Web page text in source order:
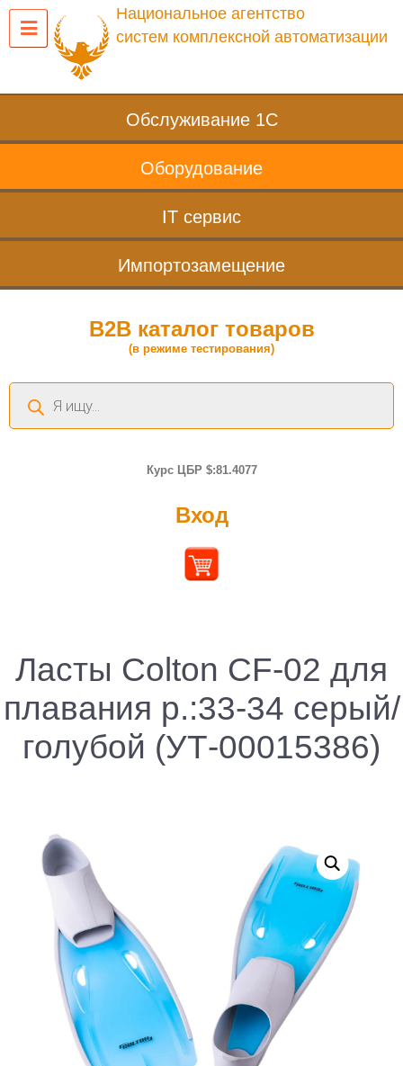
Национальное агентство
систем комплексной автоматизации
Обслуживание 1С
Оборудование
IT сервис
Импортозамещение
B2B каталог товаров
(в режиме тестирования)
Поиск
товаров
Курс ЦБР $:81.4077
Вход
Ласты Colton CF-02 для
плавания р.:33-34 серый/
голубой (УТ-00015386)